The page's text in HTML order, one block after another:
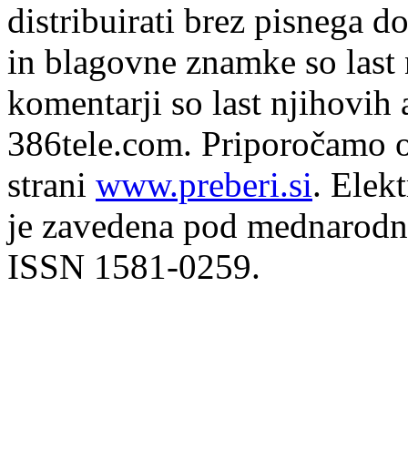
distribuirati brez pisnega
in blagovne znamke so
komentarji so last njihovih
386tele.com. Priporočamo
strani www.preberi.si.
je zavedena pod
ISSN 1581-0259.